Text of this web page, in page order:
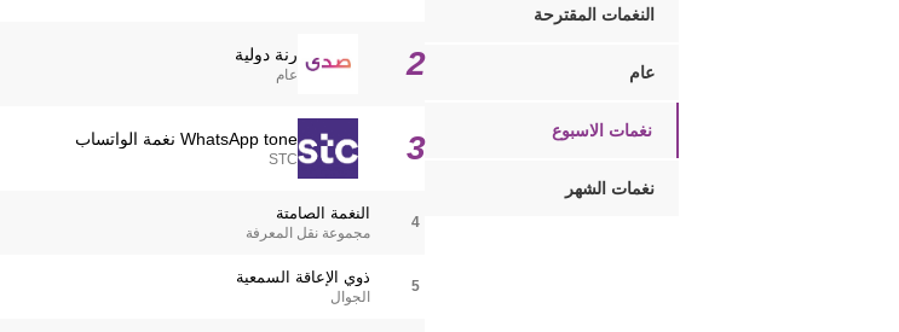
النغمات المقترحة
عام
نغمات الاسبوع
نغمات الشهر
2 رنة دولية
عام
3 WhatsApp tone نغمة الواتساب
STC
4 النغمة الصامتة
مجموعة نقل المعرفة
5 ذوي الإعاقة السمعية
الجوال